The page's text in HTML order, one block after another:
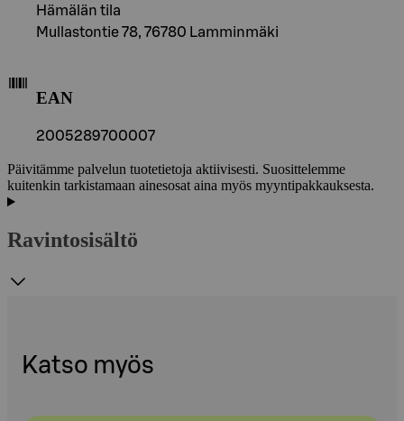
Hämälän tila
Mullastontie 78, 76780 Lamminmäki
EAN
2005289700007
Päivitämme palvelun tuotetietoja aktiivisesti. Suosittelemme
kuitenkin tarkistamaan ainesosat aina myös myyntipakkauksesta.
Ravintosisältö
Katso myös